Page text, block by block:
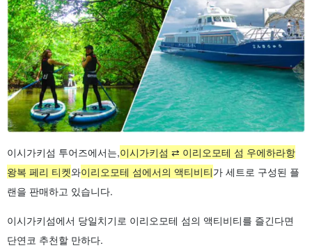
이시가키섬 투어즈에서는,이시가키섬 ⇄ 이리오모테 섬 우에하라항
왕복 페리 티켓와이리오모테 섬에서의 액티비티가 세트로 구성된 플
랜을 판매하고 있습니다.
이시가키섬에서 당일치기로 이리오모테 섬의 액티비티를 즐긴다면
단연코 추천할 만하다.